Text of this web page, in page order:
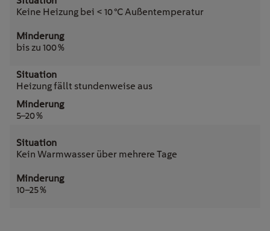
Keine Heizung bei < 10 °C Außentemperatur
bis zu 100 %
Heizung fällt stundenweise aus
5–20 %
Kein Warmwasser über mehrere Tage
10–25 %